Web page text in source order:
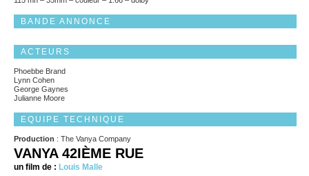
BANDE ANNONCE
ACTEURS
Phoebbe Brand
Lynn Cohen
George Gaynes
Julianne Moore
EQUIPE TECHNIQUE
Production : The Vanya Company
VANYA 42IÈME RUE
un film de : Louis Malle